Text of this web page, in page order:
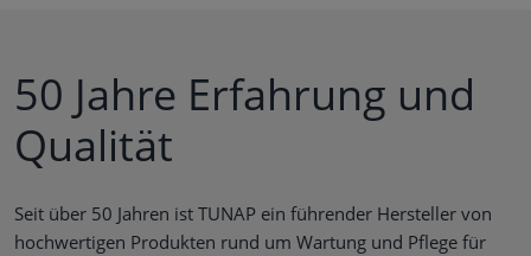
50 Jahre Erfahrung und
Qualität
Seit über 50 Jahren ist TUNAP ein führender Hersteller von
hochwertigen Produkten rund um Wartung und Pflege für